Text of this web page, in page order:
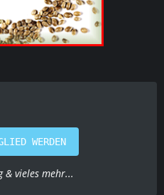
WERDEN
& vieles mehr...